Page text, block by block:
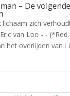
– De
lichaam zich
van Loo - -
het overlijden van